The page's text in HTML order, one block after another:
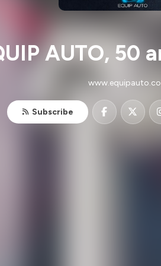
AUTO, 50
Subscribe